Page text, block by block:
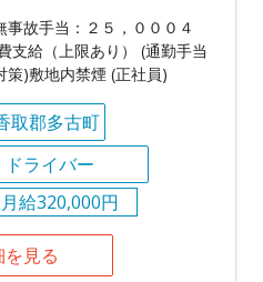
故手当：２５，０００４
支給（上限あり） (通勤手当
)敷地内禁煙 (正社員)
取郡多古町
ライバー
月給320,000円
を見る